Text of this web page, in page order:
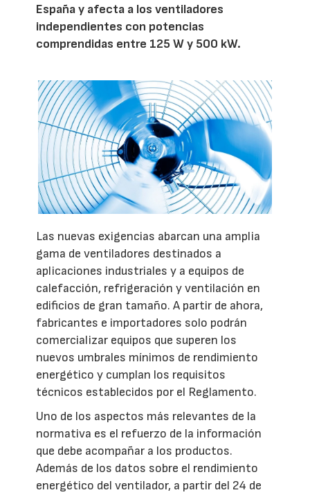
España y afecta a los ventiladores
independientes con potencias
comprendidas entre 125 W y 500 kW.
Las nuevas exigencias abarcan una amplia
gama de ventiladores destinados a
aplicaciones industriales y a equipos de
calefacción, refrigeración y ventilación en
edificios de gran tamaño. A partir de ahora,
fabricantes e importadores solo podrán
comercializar equipos que superen los
nuevos umbrales mínimos de rendimiento
energético y cumplan los requisitos
técnicos establecidos por el Reglamento.
Uno de los aspectos más relevantes de la
normativa es el refuerzo de la información
que debe acompañar a los productos.
Además de los datos sobre el rendimiento
energético del ventilador, a partir del 24 de